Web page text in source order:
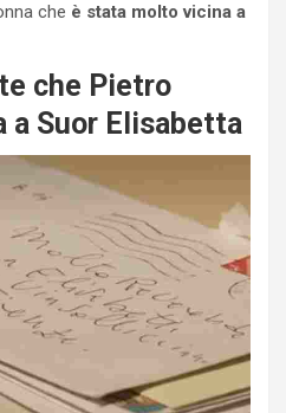
che è stata molto vicina a
che Pietro
a Suor Elisabetta